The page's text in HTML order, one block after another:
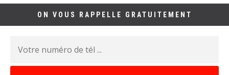
ON VOUS RAPPELLE GRATUITEMENT